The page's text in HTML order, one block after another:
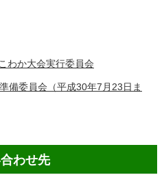
わか大会実行委員会
備委員会（平成30年7月23日ま
わせ先